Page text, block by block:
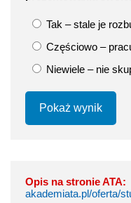
Tak – stale je
Częściowo –
Niewiele – nie
Pokaż wynik
Opis na stronie ATA:
akademiata.pl/oferta/